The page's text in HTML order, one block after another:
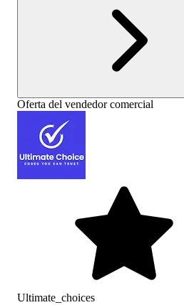
Oferta del vendedor comercial
Ultimate_choices